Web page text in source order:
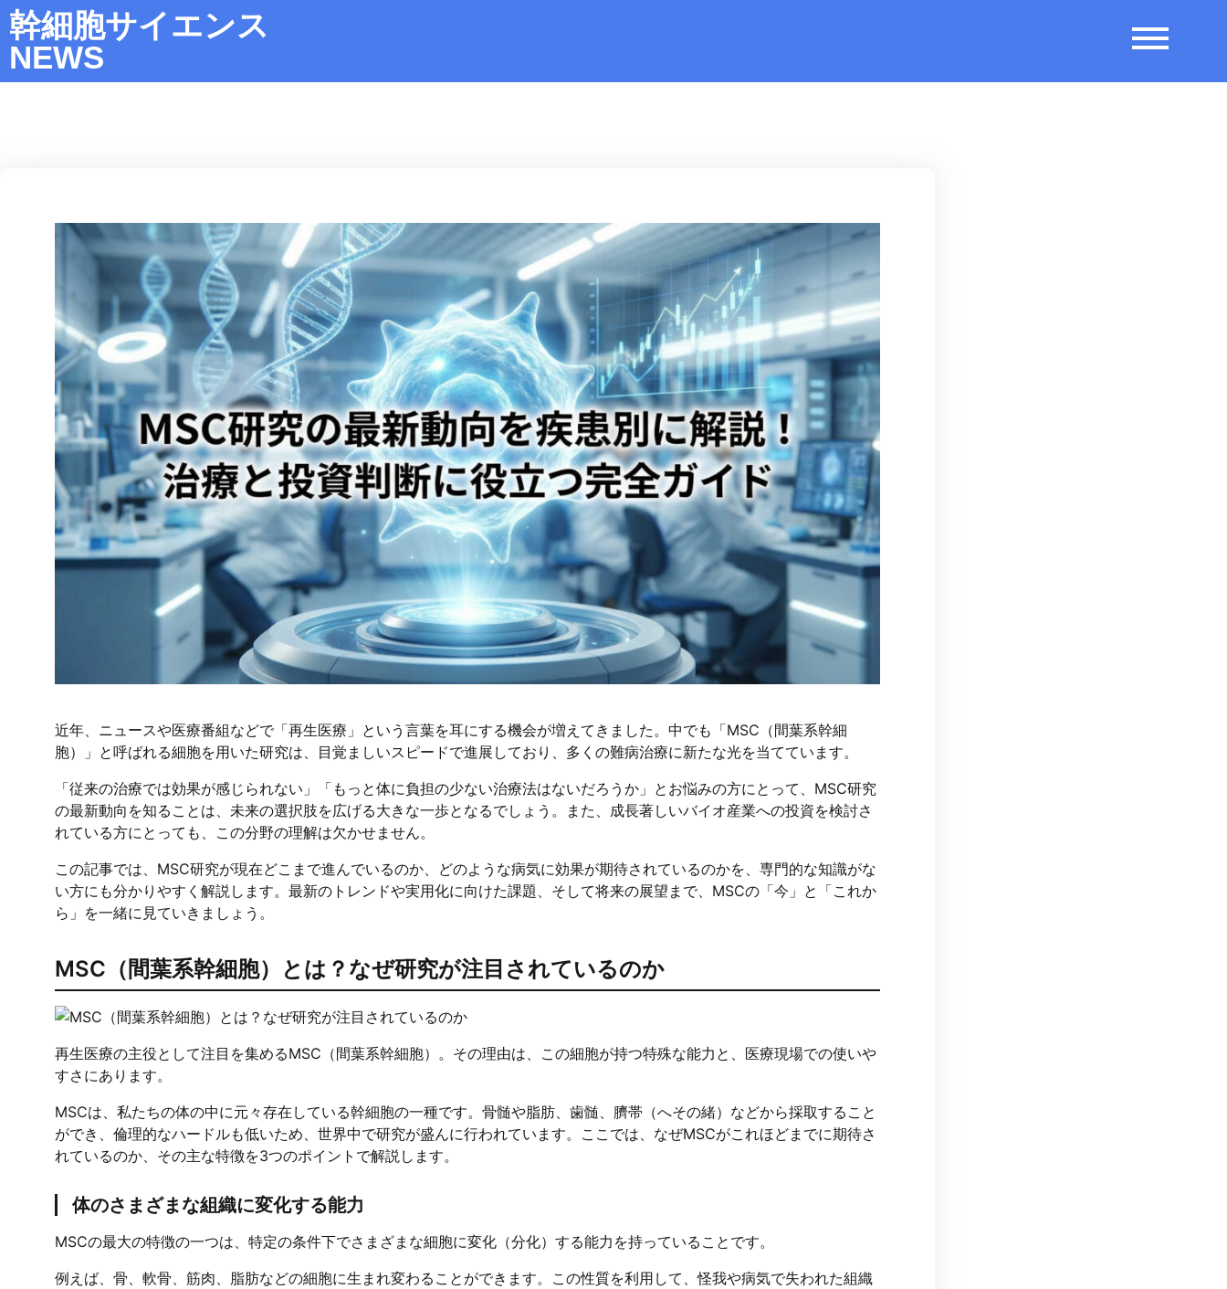
幹細胞サイエンス
NEWS
近年、ニュースや医療番組などで「再生医療」という言葉を耳にする機会が増えてきました。中でも「MSC（間葉系幹細
胞）」と呼ばれる細胞を用いた研究は、目覚ましいスピードで進展しており、多くの難病治療に新たな光を当てています。
「従来の治療では効果が感じられない」「もっと体に負担の少ない治療法はないだろうか」とお悩みの方にとって、MSC研究
の最新動向を知ることは、未来の選択肢を広げる大きな一歩となるでしょう。また、成長著しいバイオ産業への投資を検討さ
れている方にとっても、この分野の理解は欠かせません。
この記事では、MSC研究が現在どこまで進んでいるのか、どのような病気に効果が期待されているのかを、専門的な知識がな
い方にも分かりやすく解説します。最新のトレンドや実用化に向けた課題、そして将来の展望まで、MSCの「今」と「これか
ら」を一緒に見ていきましょう。
MSC（間葉系幹細胞）とは？なぜ研究が注目されているのか
再生医療の主役として注目を集めるMSC（間葉系幹細胞）。その理由は、この細胞が持つ特殊な能力と、医療現場での使いや
すさにあります。
MSCは、私たちの体の中に元々存在している幹細胞の一種です。骨髄や脂肪、歯髄、臍帯（へその緒）などから採取すること
ができ、倫理的なハードルも低いため、世界中で研究が盛んに行われています。ここでは、なぜMSCがこれほどまでに期待さ
れているのか、その主な特徴を3つのポイントで解説します。
体のさまざまな組織に変化する能力
MSCの最大の特徴の一つは、特定の条件下でさまざまな細胞に変化（分化）する能力を持っていることです。
例えば、骨、軟骨、筋肉、脂肪などの細胞に生まれ変わることができます。この性質を利用して、怪我や病気で失われた組織